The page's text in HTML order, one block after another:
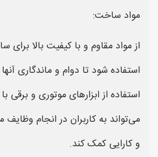
مواد ساخت:
از مواد مقاوم و با کیفیت بالا برای
استفاده شود تا دوام و ماندگاری
استفاده از ابزارهای موتوری و برقی
می‌تواند به کاربران در انجام
و کارایی کمک کند.